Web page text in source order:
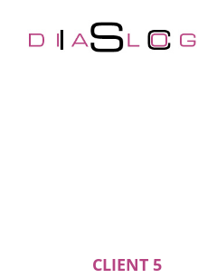
CLIENT 5